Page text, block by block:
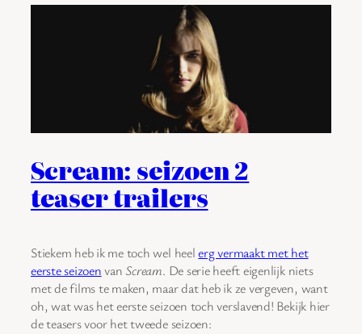
Scream: seizoen 2
teaser trailers
Stiekem heb ik me toch wel heelerg vermaakt met het
eerste seizoenvanScream. De serie heeft eigenlijk niets
met de films te maken, maar dat heb ik ze vergeven, want
oh, wat was het eerste seizoen toch verslavend! Bekijk hier
de teasers voor het tweede seizoen: